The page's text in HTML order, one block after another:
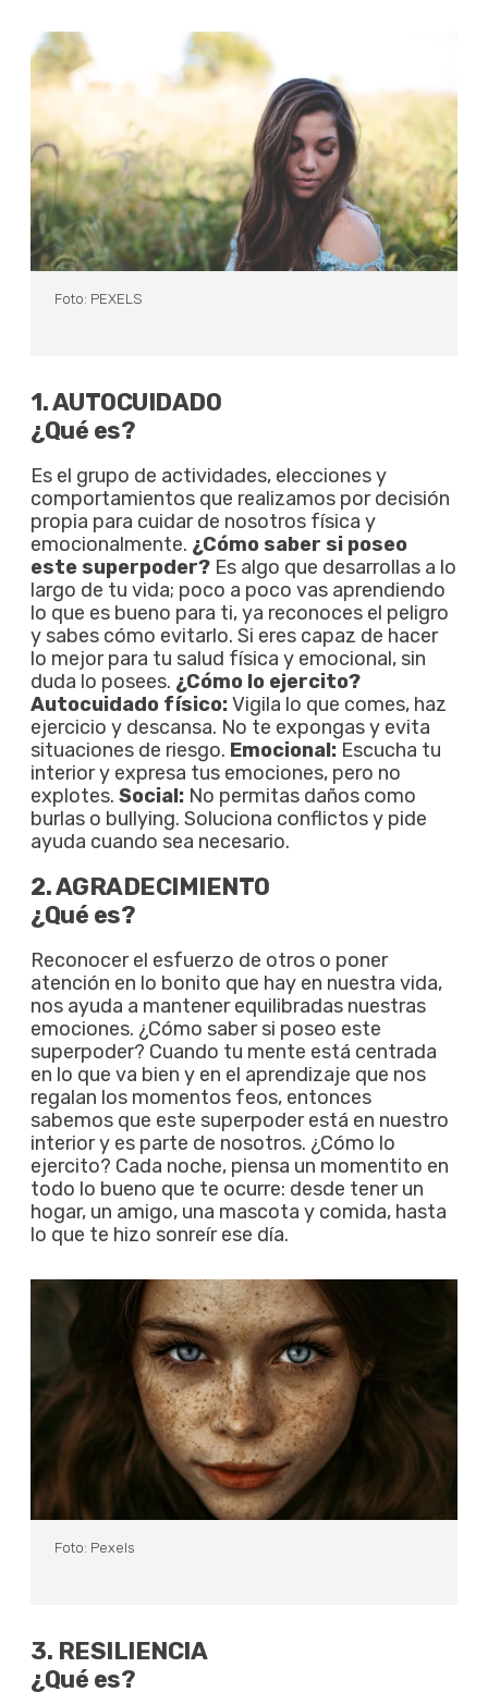
Foto: PEXELS
1. AUTOCUIDADO
¿Qué es?
Es el grupo de actividades, elecciones y
comportamientos que realizamos por decisión
propia para cuidar de nosotros física y
emocionalmente. ¿Cómo saber si poseo
este superpoder? Es algo que desarrollas a lo
largo de tu vida; poco a poco vas aprendiendo
lo que es bueno para ti, ya reconoces el peligro
y sabes cómo evitarlo. Si eres capaz de hacer
lo mejor para tu salud física y emocional, sin
duda lo posees. ¿Cómo lo ejercito?
Autocuidado físico:Vigila lo que comes, haz
ejercicio y descansa. No te expongas y evita
situaciones de riesgo. Emocional: Escucha tu
interior y expresa tus emociones, pero no
explotes. Social: No permitas daños como
burlas o bullying. Soluciona conflictos y pide
ayuda cuando sea necesario.
2. AGRADECIMIENTO
¿Qué es?
Reconocer el esfuerzo de otros o poner
atención en lo bonito que hay en nuestra vida,
nos ayuda a mantener equilibradas nuestras
emociones. ¿Cómo saber si poseo este
superpoder? Cuando tu mente está centrada
en lo que va bien y en el aprendizaje que nos
regalan los momentos feos, entonces
sabemos que este superpoder está en nuestro
interior y es parte de nosotros. ¿Cómo lo
ejercito? Cada noche, piensa un momentito en
todo lo bueno que te ocurre: desde tener un
hogar, un amigo, una mascota y comida, hasta
lo que te hizo sonreír ese día.
Foto: Pexels
3. RESILIENCIA
¿Qué es?